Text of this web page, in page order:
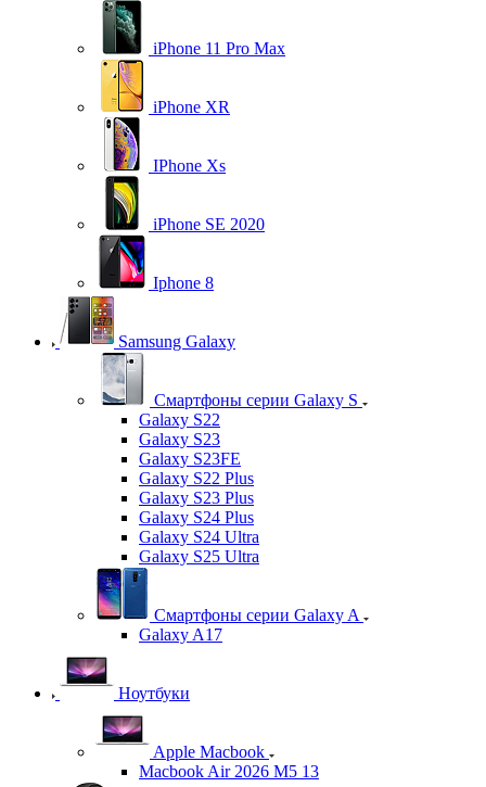
iPhone 11 Pro Max
iPhone XR
IPhone Xs
iPhone SE 2020
Iphone 8
Samsung Galaxy
Смартфоны серии Galaxy S
Galaxy S22
Galaxy S23
Galaxy S23FE
Galaxy S22 Plus
Galaxy S23 Plus
Galaxy S24 Plus
Galaxy S24 Ultra
Galaxy S25 Ultra
Смартфоны серии Galaxy A
Galaxy A17
Ноутбуки
Apple Macbook
Macbook Air 2026 M5 13